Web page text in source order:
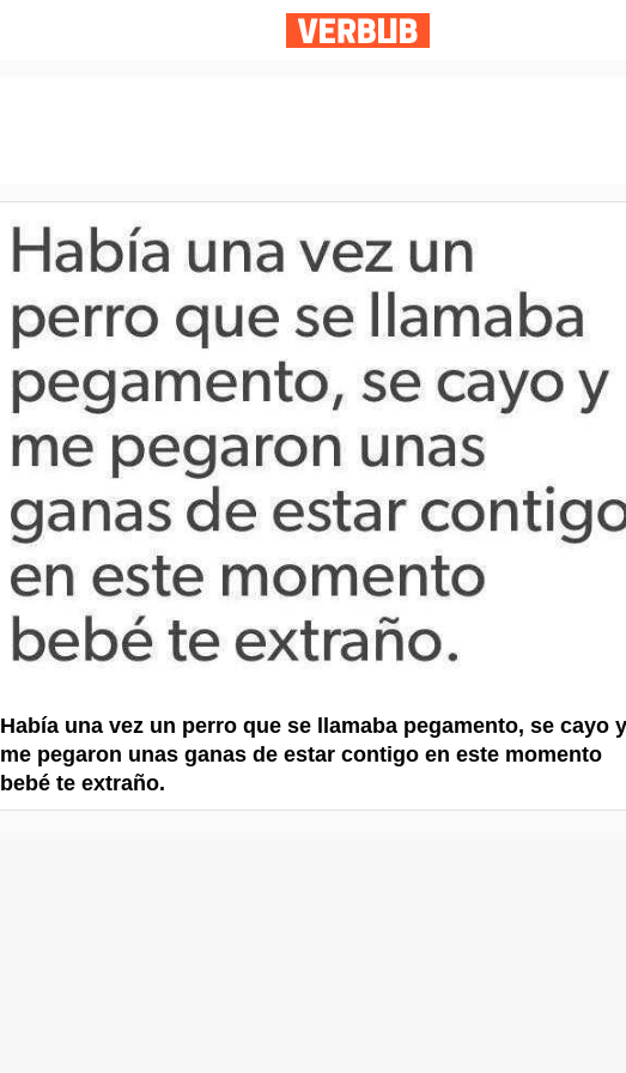
Había una vez un perro que se llamaba pegamento, se cayo y
me pegaron unas ganas de estar contigo en este momento
bebé te extraño.